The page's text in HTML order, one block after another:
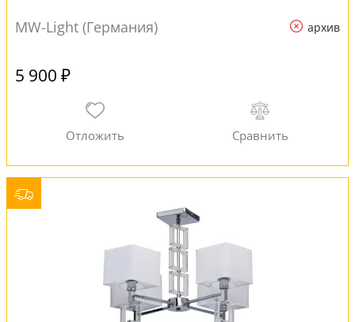
MW-Light (Германия) архив
5 900 ₽